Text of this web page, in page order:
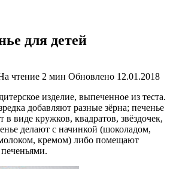
для детей
чтение 2 мин Обновлено 12.01.2018
изделие, выпеченное из теста.
добавляют разные зёрна; печенье
виде кружков, квадратов, звёздочек,
делают с начинкой (шоколадом,
кремом) либо помещают